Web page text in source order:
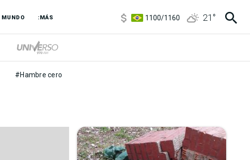
MUNDO :MÁS
1100/1160
21 °
#Hambre cero